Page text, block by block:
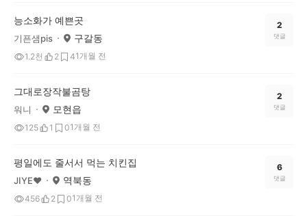
능소화가 예쁜곳
기픈샘pis 구갈동
1.2천 2 41개월 전
2
댓글
그대로장작불곰탕
워니 모현읍
125 1 01개월 전
2
댓글
평일에도 줄서서 먹는 치킨집
JIYE♥ 역북동
456 2 01개월 전
6
댓글